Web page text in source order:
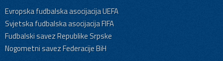
Evropska fudbalska asocijacija UEFA
Svjetska fudbalska asocijacija FIFA
Fudbalski savez Republike Srpske
Nogometni savez Federacije BiH